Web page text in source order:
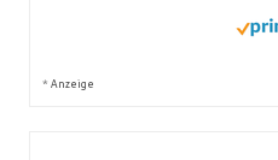
* Anzeige